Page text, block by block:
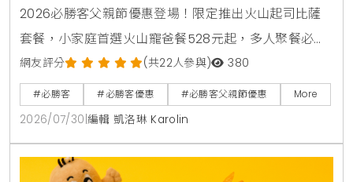
2026必勝客父親節優惠登場！限定推出火山起司比薩
套餐，小家庭首選火山寵爸餐528元起，多人聚餐必備
火山芝心爸發餐888元起享雙大比薩。快閃6天爸氣開
吃餐外帶買大送大，升級芝心餅皮享6折優惠。PK APP
訂購省暑了小套餐只要399元起，再抽3萬元股票禮品
卡與威秀電影票，單點火山比薩享半價優惠。
網友評分 (共22人參與) 380
#必勝客 #必勝客優惠 #必勝客父親節優惠 More
2026/07/30 編輯 凱洛琳 Karolin